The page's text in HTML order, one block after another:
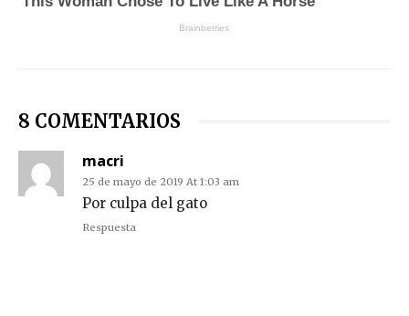
8 COMENTARIOS
macri
25 de mayo de 2019 At 1:03 am
Por culpa del gato
Respuesta